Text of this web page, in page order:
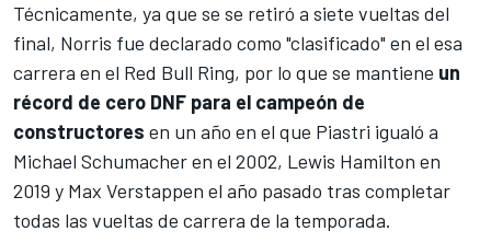
Técnicamente, ya que se se retiró a siete vueltas del
final, Norris fue declarado como "clasificado" en el esa
carrera en el Red Bull Ring, por lo que se mantiene un
récord de cero DNF para el campeón de
constructores en un año en el que Piastri igualó a
Michael Schumacheren el 2002, Lewis Hamilton en
2019 y Max Verstappen el año pasado tras completar
todas las vueltas de carrera de la temporada.